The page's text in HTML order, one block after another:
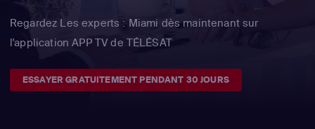
Regardez Les experts : Miami dès maintenant sur
l'application APP TV de TÉLÉSAT
ESSAYER GRATUITEMENT PENDANT 30 JOURS